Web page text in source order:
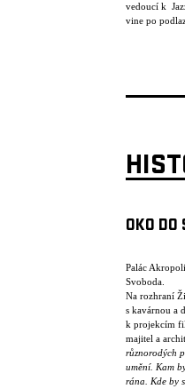
vedoucí k
vine po
OKO DO
Palác
Svoboda.
Na rozhraní
s kavárnou a
k projekcím
majitel a
různorodých
umění. Kam
rána. Kde by